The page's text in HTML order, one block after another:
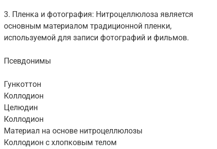
3. Пленка и фотография: Нитроцеллюлоза является
основным материалом традиционной пленки,
используемой для записи фотографий и фильмов.
Псевдонимы
Гункоттон
Коллодион
Целюдин
Коллодион
Материал на основе нитроцеллюлозы
Коллодион с хлопковым телом